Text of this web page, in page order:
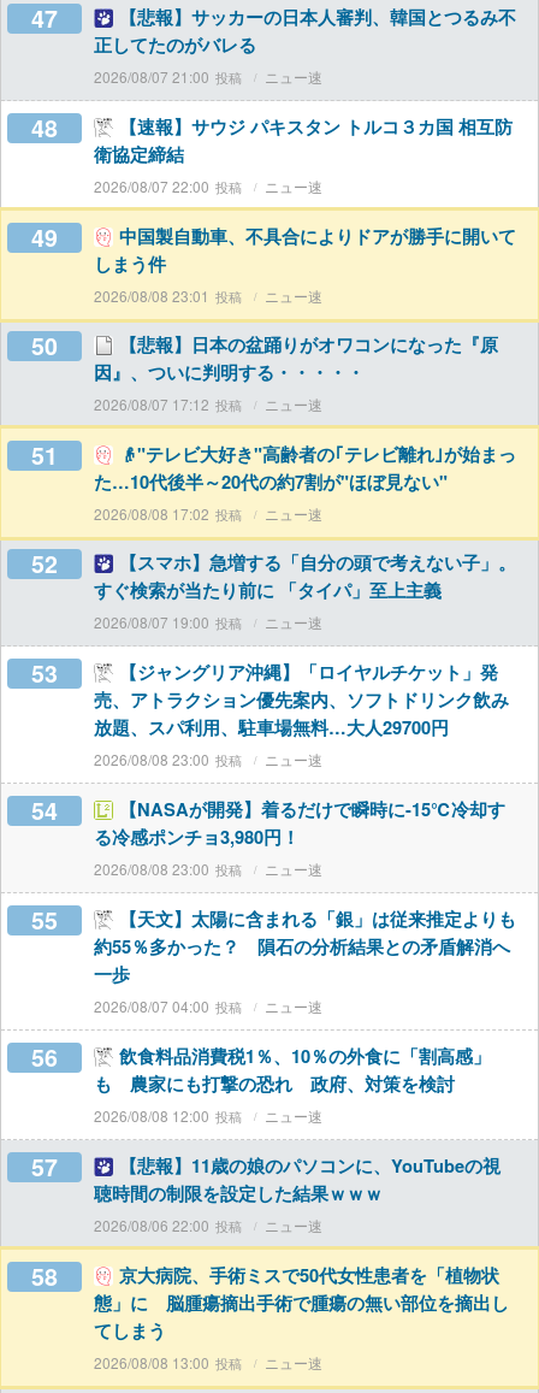
47
【悲報】サッカーの日本人審判、韓国とつるみ不
正してたのがバレる
2026/08/07 21:00 ニュー速
48
【速報】サウジ パキスタン トルコ３カ国 相互防
衛協定締結
2026/08/07 22:00 ニュー速
49
中国製自動車、不具合によりドアが勝手に開いて
しまう件
2026/08/08 23:01 ニュー速
50
【悲報】日本の盆踊りがオワコンになった『原
因』、ついに判明する・・・・・
2026/08/07 17:12 ニュー速
51
👴"テレビ大好き"高齢者の｢テレビ離れ｣が始まっ
た…10代後半～20代の約7割が"ほぼ見ない"
2026/08/08 17:02 ニュー速
52
【スマホ】急増する「自分の頭で考えない子」。
すぐ検索が当たり前に 「タイパ」至上主義
2026/08/07 19:00 ニュー速
53
【ジャングリア沖縄】「ロイヤルチケット」発
売、アトラクション優先案内、ソフトドリンク飲み
放題、スパ利用、駐車場無料…大人29700円
2026/08/08 23:00 ニュー速
54
【NASAが開発】着るだけで瞬時に-15℃冷却す
る冷感ポンチョ3,980円！
2026/08/08 23:00 ニュー速
55
【天文】太陽に含まれる「銀」は従来推定よりも
約55％多かった？ 隕石の分析結果との矛盾解消へ
一歩
2026/08/07 04:00 ニュー速
56
飲食料品消費税1％、10％の外食に「割高感」
も 農家にも打撃の恐れ 政府、対策を検討
2026/08/08 12:00 ニュー速
57
【悲報】11歳の娘のパソコンに、YouTubeの視
聴時間の制限を設定した結果ｗｗｗ
2026/08/06 22:00 ニュー速
58
京大病院、手術ミスで50代女性患者を「植物状
態」に 脳腫瘍摘出手術で腫瘍の無い部位を摘出し
てしまう
2026/08/08 13:00 ニュー速